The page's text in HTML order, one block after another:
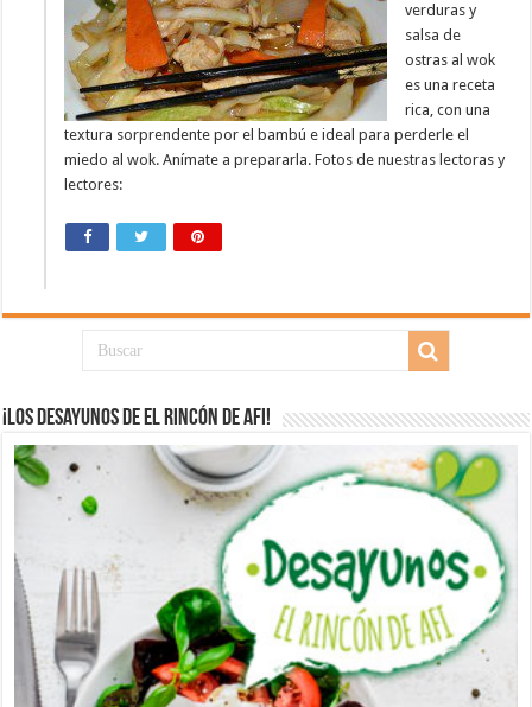
verduras y
salsa de
ostras al wok
es una receta
rica, con una
textura sorprendente por el bambú e ideal para perderle el
miedo al wok. Anímate a prepararla. Fotos de nuestras lectoras y
lectores:
¡Los desayunos de El Rincón de Afi!